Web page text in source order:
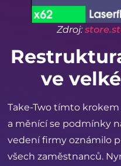
Zdroj:
ve
Take-Two tímto
a měnící se podmínky
vedení firmy oznámilo
všech zaměstnanců.